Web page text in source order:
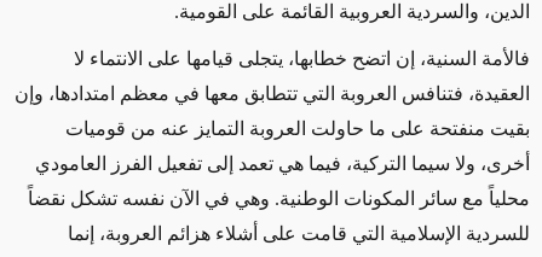
الدين، والسردية العروبية القائمة على القومية.
فالأمة السنية، إن اتضح خطابها، يتجلى قيامها على الانتماء لا
العقيدة، فتنافس العروبة التي تتطابق معها في معظم امتدادها، وإن
بقيت منفتحة على ما حاولت العروبة التمايز عنه من قوميات
أخرى، ولا سيما التركية، فيما هي تعمد إلى تفعيل الفرز العامودي
محلياً مع سائر المكونات الوطنية. وهي في الآن نفسه تشكل نقضاً
للسردية الإسلامية التي قامت على أشلاء هزائم العروبة، إنما